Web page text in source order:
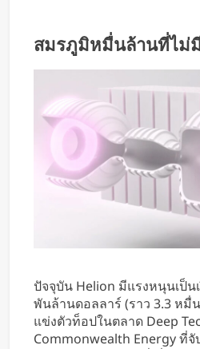
สมรภูมิหมื่นล้านที่ไม่
ปัจจุบัน Helion มีแรงหนุนเป็น
พันล้านดอลลาร์ (ราว 3.3 หมื่
แข่งตัวท็อปในตลาด Deep
Commonwealth Energy ที่